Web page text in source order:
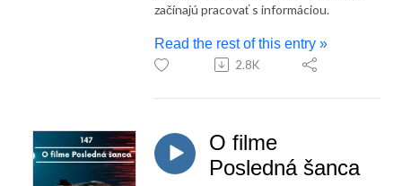
začínajú pracovať s informáciou.
Read the rest of this entry »
2.8K
O filme
Posledná šanca